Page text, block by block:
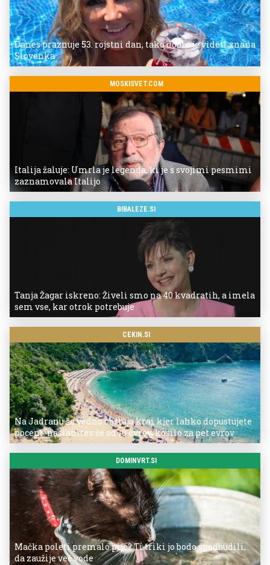
Danes praznuje 53. rojstni dan, tako dobro je videti znana
Slovenka
MOSKISVET.COM
Italija žaluje: Umrla je legenda, ki je s svojimi pesmimi
zaznamovala Italijo
BIBALEZE.SI
Tanja Žagar iskreno: Živeli smo na 40 kvadratih, a imela
sem vse, kar otrok potrebuje
CEKIN.SI
Na Jadranu še vedno obstaja kraj, kjer lahko dopustujete
poceni: nastanitev že od 10 evrov, kosilo za pet evrov
DOMINVRT.SI
Mačka poleti premalo pije? Ti triki jo bodo spodbudili,
da zaužije več vode